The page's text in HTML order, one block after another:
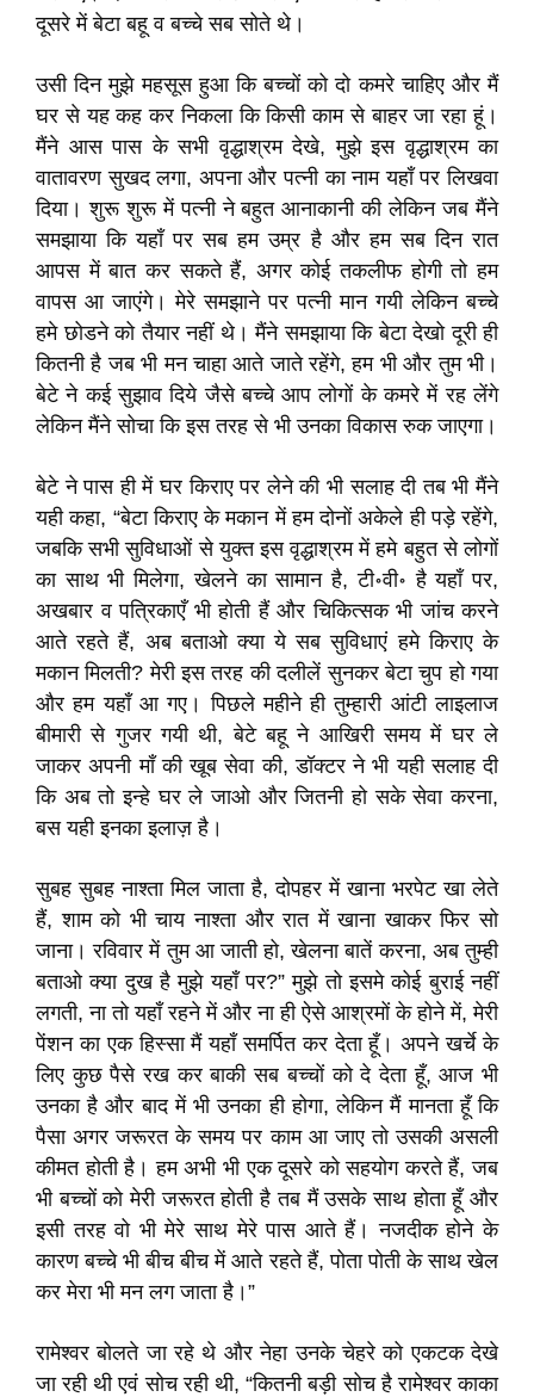
दूसरे में बेटा बहू व बच्चे सब सोते थे।
उसी दिन मुझे महसूस हुआ कि बच्चों को दो कमरे चाहिए और मैं
घर से यह कह कर निकला कि किसी काम से बाहर जा रहा हूं।
मैंने आस पास के सभी वृद्धाश्रम देखे, मुझे इस वृद्धाश्रम का
वातावरण सुखद लगा, अपना और पत्नी का नाम यहाँ पर लिखवा
दिया। शुरू शुरू में पत्नी ने बहुत आनाकानी की लेकिन जब मैंने
समझाया कि यहाँ पर सब हम उम्र है और हम सब दिन रात
आपस में बात कर सकते हैं, अगर कोई तकलीफ होगी तो हम
वापस आ जाएंगे। मेरे समझाने पर पत्नी मान गयी लेकिन बच्चे
हमे छोडने को तैयार नहीं थे। मैंने समझाया कि बेटा देखो दूरी ही
कितनी है जब भी मन चाहा आते जाते रहेंगे, हम भी और तुम भी।
बेटे ने कई सुझाव दिये जैसे बच्चे आप लोगों के कमरे में रह लेंगे
लेकिन मैंने सोचा कि इस तरह से भी उनका विकास रुक जाएगा।
बेटे ने पास ही में घर किराए पर लेने की भी सलाह दी तब भी मैंने
यही कहा, “बेटा किराए के मकान में हम दोनों अकेले ही पड़े रहेंगे,
जबकि सभी सुविधाओं से युक्त इस वृद्धाश्रम में हमे बहुत से लोगों
का साथ भी मिलेगा, खेलने का सामान है, टी॰वी॰ है यहाँ पर,
अखबार व पत्रिकाएँ भी होती हैं और चिकित्सक भी जांच करने
आते रहते हैं, अब बताओ क्या ये सब सुविधाएं हमे किराए के
मकान मिलती? मेरी इस तरह की दलीलें सुनकर बेटा चुप हो गया
और हम यहाँ आ गए। पिछले महीने ही तुम्हारी आंटी लाइलाज
बीमारी से गुजर गयी थी, बेटे बहू ने आखिरी समय में घर ले
जाकर अपनी माँ की खूब सेवा की, डॉक्टर ने भी यही सलाह दी
कि अब तो इन्हे घर ले जाओ और जितनी हो सके सेवा करना,
बस यही इनका इलाज़ है।
सुबह सुबह नाश्ता मिल जाता है, दोपहर में खाना भरपेट खा लेते
हैं, शाम को भी चाय नाश्ता और रात में खाना खाकर फिर सो
जाना। रविवार में तुम आ जाती हो, खेलना बातें करना, अब तुम्ही
बताओ क्या दुख है मुझे यहाँ पर?” मुझे तो इसमे कोई बुराई नहीं
लगती, ना तो यहाँ रहने में और ना ही ऐसे आश्रमों के होने में, मेरी
पेंशन का एक हिस्सा मैं यहाँ समर्पित कर देता हूँ। अपने खर्चे के
लिए कुछ पैसे रख कर बाकी सब बच्चों को दे देता हूँ, आज भी
उनका है और बाद में भी उनका ही होगा, लेकिन मैं मानता हूँ कि
पैसा अगर जरूरत के समय पर काम आ जाए तो उसकी असली
कीमत होती है। हम अभी भी एक दूसरे को सहयोग करते हैं, जब
भी बच्चों को मेरी जरूरत होती है तब मैं उसके साथ होता हूँ और
इसी तरह वो भी मेरे साथ मेरे पास आते हैं। नजदीक होने के
कारण बच्चे भी बीच बीच में आते रहते हैं, पोता पोती के साथ खेल
कर मेरा भी मन लग जाता है।”
रामेश्वर बोलते जा रहे थे और नेहा उनके चेहरे को एकटक देखे
जा रही थी एवं सोच रही थी, “कितनी बड़ी सोच है रामेश्वर काका